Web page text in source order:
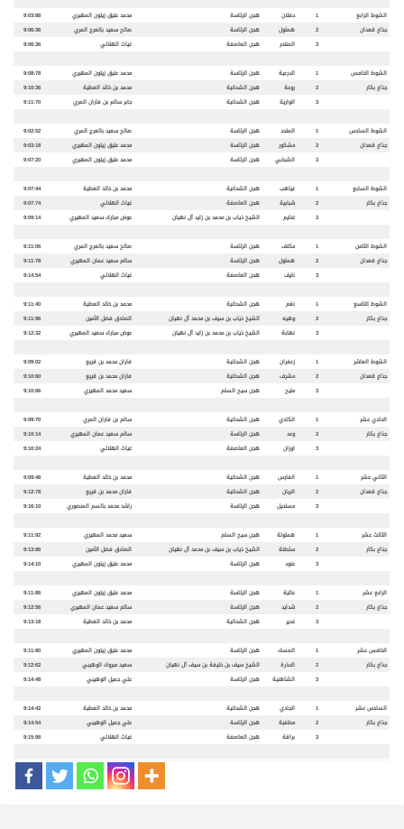
الشوط الرابع 1 حفلان هجن الرئاسة محمد عتيق زيتون المهيري
9:03:88
جذاع قعدان
2 هملول هجن الرئاسة صالح سعيد بالعرج المري
9:06:36
3
المنتحر هجن العاصفة غياث الهلالي 9:06:36
الشوط الخامس 1 الدرعية هجن الرئاسة محمد عتيق زيتون المهيري
9:08:78
جذاع بكار
2 روعة هجن الشحانية محمد بن خالد العطية
9:10:36
3
الوارية هجن الشحانية جابر سالم بن فاران المري 9:11:70
الشوط السادس 1 المتحد هجن الرئاسة صالح سعيد بالعرج المري
9:02:52
جذاع قعدان
2 مشكور هجن الرئاسة محمد عتيق زيتون المهيري
9:03:18
3
الشبابي هجن الرئاسة محمد عتيق زيتون المهيري 9:07:20
الشوط السابع 1 غياهب هجن الشحانية محمد بن خالد العطية
9:07:44
جذاع بكار
2 شبابية هجن العاصفة غياث الهلالي
9:07:74
3
غنايم الشيخ ذياب بن محمد بن زايد آل نهيان عوض مبارك سعيد المهيري 9:09:14
الشوط الثامن 1 مكلف هجن الرئاسة صالح سعيد بالعرج المري
9:11:06
جذاع قعدان
2 هملول هجن الرئاسة سالم سعيد عمان المهيري
9:11:78
3
نايف هجن العاصفة غياث الهلالي 9:14:54
الشوط التاسع 1 نغم هجن الشحانية محمد بن خالد العطية
9:11:40
جذاع بكار
2 وهيه الشيخ ذياب بن سيف بن محمد آل نهيان الصادق فضل الأمين
9:11:96
3
نهابة الشيخ ذياب بن محمد بن زايد آل نهيان عوض مبارك سعيد المهيري 9:12:32
الشوط العاشر 1 زعفران هجن الشحانية فاران محمد بن قريع
9:09:02
جذاع قعدان
2 مشرف هجن الشحانية فاران محمد بن قريع
9:10:60
3
مليح هجن سيح السلم سعيد محمد المهيري 9:10:66
الحادي عشر 1 الكادي هجن الشحانية سالم بن فاران المري
9:09:70
جذاع بكار
2 وعد هجن الرئاسة سالم سعيد عمان المهيري
9:10:14
3
اوزان هجن العاصفة غياث الهلالي 9:10:24
الثاني عشر 1 الفارس هجن الشحانية محمد بن خالد العطية
9:09:48
جذاع قعدان
2 الريان هجن الشحانية فاران محمد بن قريع
9:12:78
3
مستحيل هجن الرئاسة راشد محمد بالسم المنصوري 9:16:10
الثالث عشر 1 هملولة هجن سيح السلم سعيد محمد المهيري
9:11:92
جذاع بكار
2 سلطنة الشيخ ذياب بن سيف بن محمد آل نهيان الصادق فضل الأمين
9:13:86
3
عنود هجن الرئاسة محمد عتيق زيتون المهيري 9:14:10
الرابع عشر 1 عالية هجن الرئاسة محمد عتيق زيتون المهيري
9:11:86
جذاع بكار
2 شدايد هجن الرئاسة سالم سعيد عمان المهيري
9:12:56
3
غدير هجن الشحانية محمد بن خالد العطية 9:13:18
الخامس عشر 1 المسك هجن الرئاسة محمد عتيق زيتون المهيري
9:11:80
جذاع بكار
2 الحذرة الشيخ سيف بن خليفة بن سيف آل نهيان سعيد مبروك الوهيبي
9:12:62
3
الشاهنية هجن الرئاسة علي جميل الوهيبي 9:14:48
السادس عشر 1 الجادي هجن الشحانية محمد بن خالد العطية
9:14:42
جذاع بكار
2 مطفية هجن الرئاسة علي جميل الوهيبي
9:14:54
3
براقة هجن العاصفة غياث الهلالي 9:15:98